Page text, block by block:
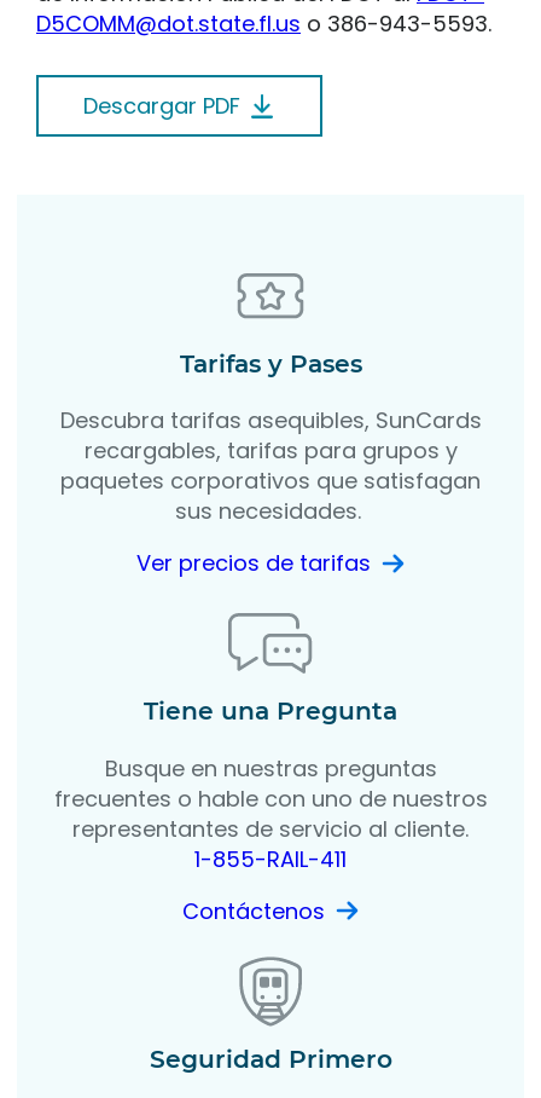
D5COMM@dot.state.fl.us o 386-943-5593.
Descargar PDF
Tarifas y Pases
Descubra tarifas asequibles, SunCards
recargables, tarifas para grupos y
paquetes corporativos que satisfagan
sus necesidades.
Ver precios de tarifas
Tiene una Pregunta
Busque en nuestras preguntas
frecuentes o hable con uno de nuestros
representantes de servicio al cliente.
1-855-RAIL-411
Contáctenos
Seguridad Primero